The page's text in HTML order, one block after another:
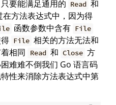
要能满足通用的 Read 和
方法表达式中，因为得
函数参数中含有 File
File 相关的方法无法和
相同 Read 和 Close 方
难难不倒我们 Go 语言码
性来消除方法表达式中第